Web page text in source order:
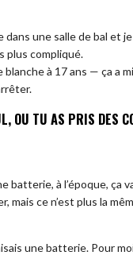
dans une salle de bal et
plus compliqué.
blanche à 17 ans — ça a
OU TU AS PRIS DES
batterie, à l’époque, ça
mais ce n’est plus la
une batterie. Pour